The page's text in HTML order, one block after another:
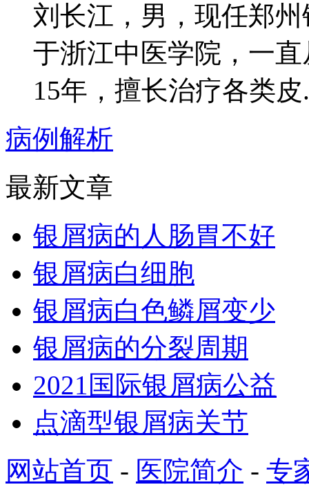
刘长江，男，现任郑
于浙江中医学院，一
15年，擅长治疗各类皮
病例解析
最新文章
银屑病的人肠胃不好
银屑病白细胞
银屑病白色鳞屑变少
银屑病的分裂周期
2021国际银屑病公益
点滴型银屑病关节
网站首页 - 医院简介 - 专